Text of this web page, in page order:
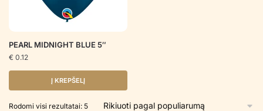
PEARL MIDNIGHT BLUE 5″
€ 0.12
Į KREPŠELĮ
Rodomi visi rezultatai: 5Rūšiuojama